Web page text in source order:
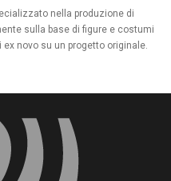
nella produzione di
sulla base di figure e costumi
novo su un progetto originale.